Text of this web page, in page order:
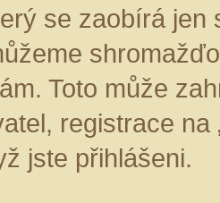
se zaobírá jen
Toto může
registrace
jste přihlášeni.